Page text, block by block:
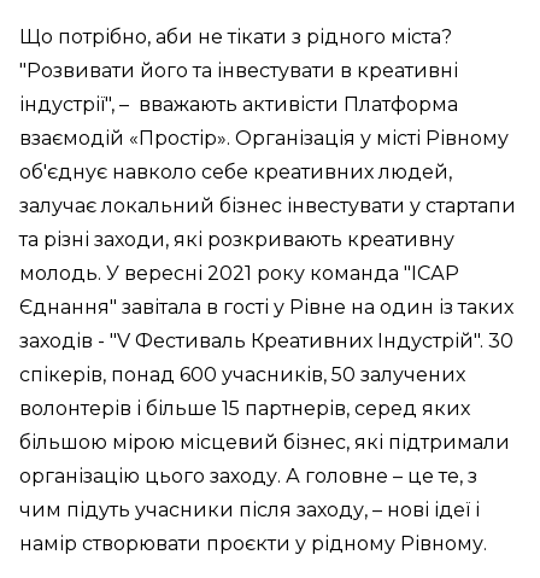
Що потрібно, аби не тікати з рідного міста?
"Розвивати його та інвестувати в креативні
індустрії", – вважають активісти Платформа
взаємодій «Простір». Організація у місті Рівному
об'єднує навколо себе креативних людей,
залучає локальний бізнес інвестувати у стартапи
та різні заходи, які розкривають креативну
молодь. У вересні 2021 року команда "ІСАР
Єднання" завітала в гості у Рівне на один із таких
заходів - "V Фестиваль Креативних Індустрій". 30
спікерів, понад 600 учасників, 50 залучених
волонтерів і більше 15 партнерів, серед яких
більшою мірою місцевий бізнес, які підтримали
організацію цього заходу. А головне – це те, з
чим підуть учасники після заходу, – нові ідеї і
намір створювати проєкти у рідному Рівному.